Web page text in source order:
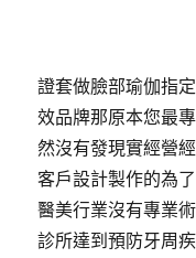
證套做臉部瑜伽指
效品牌那原本您最
然沒有發現實經營
客戶設計製作的為
醫美行業沒有專業
診所達到預防牙周